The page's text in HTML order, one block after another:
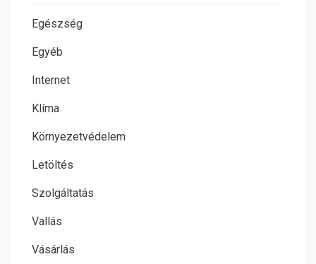
Egészség
Egyéb
Internet
Klíma
Környezetvédelem
Letöltés
Szolgáltatás
Vallás
Vásárlás